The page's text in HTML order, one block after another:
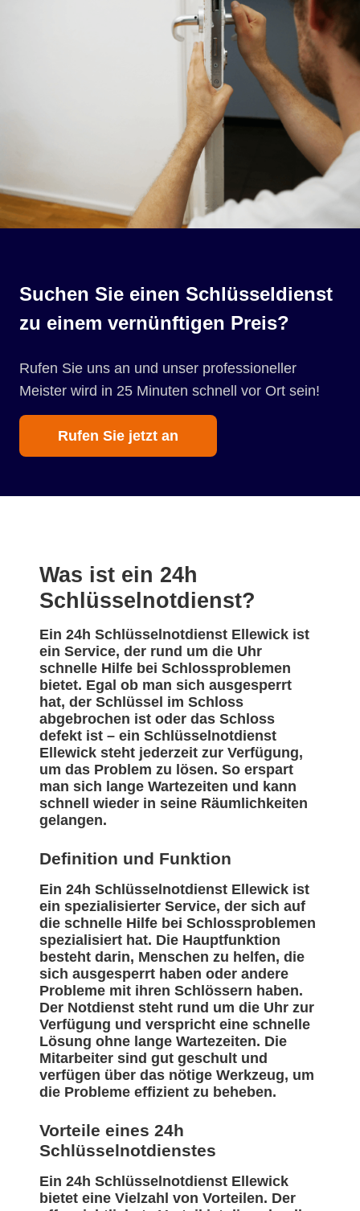
Suchen Sie einen Schlüsseldienst
zu einem vernünftigen Preis?
Rufen Sie uns an und unser professioneller
Meister wird in 25 Minuten schnell vor Ort sein!
Rufen Sie jetzt an
Was ist ein 24h
Schlüsselnotdienst?
Ein 24h Schlüsselnotdienst Ellewick ist
ein Service, der rund um die Uhr
schnelle Hilfe bei Schlossproblemen
bietet. Egal ob man sich ausgesperrt
hat, der Schlüssel im Schloss
abgebrochen ist oder das Schloss
defekt ist – ein Schlüsselnotdienst
Ellewick steht jederzeit zur Verfügung,
um das Problem zu lösen. So erspart
man sich lange Wartezeiten und kann
schnell wieder in seine Räumlichkeiten
gelangen.
Definition und Funktion
Ein 24h Schlüsselnotdienst Ellewick ist
ein spezialisierter Service, der sich auf
die schnelle Hilfe bei Schlossproblemen
spezialisiert hat. Die Hauptfunktion
besteht darin, Menschen zu helfen, die
sich ausgesperrt haben oder andere
Probleme mit ihren Schlössern haben.
Der Notdienst steht rund um die Uhr zur
Verfügung und verspricht eine schnelle
Lösung ohne lange Wartezeiten. Die
Mitarbeiter sind gut geschult und
verfügen über das nötige Werkzeug, um
die Probleme effizient zu beheben.
Vorteile eines 24h
Schlüsselnotdienstes
Ein 24h Schlüsselnotdienst Ellewick
bietet eine Vielzahl von Vorteilen. Der